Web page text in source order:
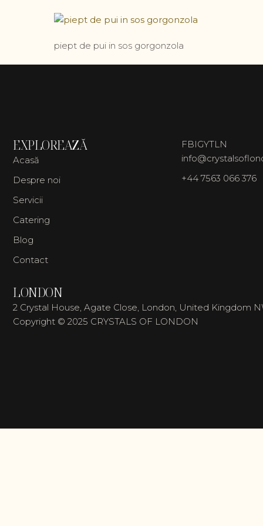
piept de pui in sos gorgonzola
EXPLOREAZĂ
Acasă
Despre noi
Servicii
Catering
Blog
Contact
FBIGYTLN
+44 7563 066 376
LONDON
2 Crystal House, Agate Close, London, United Kingdom
Copyright © 2025 CRYSTALS OF LONDON